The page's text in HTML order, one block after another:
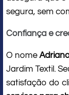
segura, sem
Confiança e
O nome
Jardim Textil.
satisfação do